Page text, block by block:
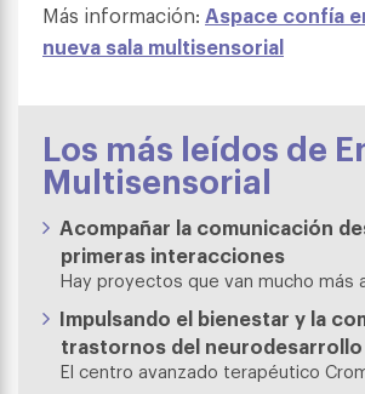
Más información: Aspace confía
nueva sala multisensorial
Los más leídos de
Multisensorial
Acompañar la comunicación
primeras interacciones
Hay proyectos que van mucho más
Impulsando el bienestar y la
trastornos del neurodesarrollo
El centro avanzado terapéutico